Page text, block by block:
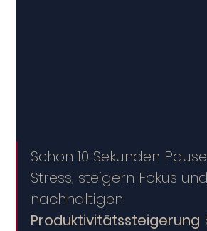
Schon 10 Sekunden
Stress, steigern Fokus
nachhaltigen
Produktivitätssteigerung